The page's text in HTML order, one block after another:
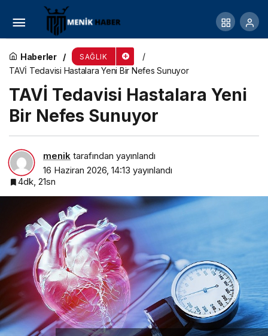
Haberler SAĞLIK
TAVİ Tedavisi Hastalara Yeni Bir Nefes Sunuyor
TAVİ Tedavisi Hastalara Yeni
Bir Nefes Sunuyor
menik tarafından yayınlandı
16 Haziran 2026, 14:13 yayınlandı
4dk, 21sn
İklim krizi çölleşmeyi, çölleşme ise halk sağlığını
tehdit ediyor